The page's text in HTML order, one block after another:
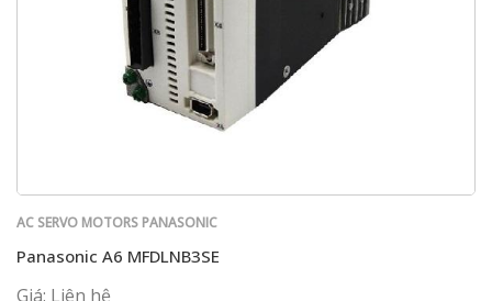
AC SERVO MOTORS PANASONIC
Panasonic A6 MFDLNB3SE
Giá: Liên hệ